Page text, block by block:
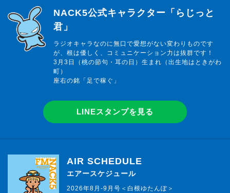
らじっと君
NACK5公式キャラクター「らじっと
君」
ラジオキャラなのに無口で愛想がない変わりものです
が、根は優しく、コミュニケーション力は抜群です！
3月3日（桃の節句・耳の日）生まれ（出生地はときがわ
町）
座右の銘「足で稼ぐ」
LINEスタンプを見る
AIR SCHEDULE
エアースケジュール
2026年8月-9月号＜白根ゆたんぽ＞